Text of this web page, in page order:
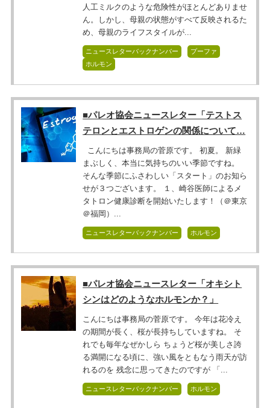
人工ミルクのような危険性がほとんどありませ
ん。しかし、母親の状態がすべて反映されるた
め、母親のライフスタイルが...
ニュースレターバックナンバー
プーファ
ホルモン
■パレオ協会ニュースレター「テストス
テロンとエストロゲンの関係について…
こんにちは事務局の菅原です。 初夏。 新緑
まぶしく、本当に気持ちのいい季節ですね。
そんな季節にふさわしい「スタート」のお知ら
せが３つございます。 １、崎谷医師によるメ
タトロン健康診断を開始いたします！（＠東京
＠福岡）...
ニュースレターバックナンバー ホルモン
■パレオ協会ニュースレター「オキシト
シンはどのようなホルモンか？」
こんにちは事務局の菅原です。 今年は花冷え
の期間が長く、桜が長持ちしていますね。 そ
れでも毎年なぜかしら ちょうど桜が美しさ誇
る満開になる頃に、強い風をともなう雨天が訪
れるのを 残念に思ってきたのですが 「...
ニュースレターバックナンバー ホルモン